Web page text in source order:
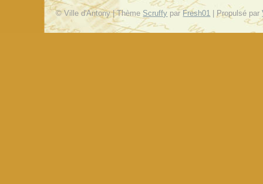
© Ville d'Antony | Thème Scruffy par Fresh01 | Propulsé par